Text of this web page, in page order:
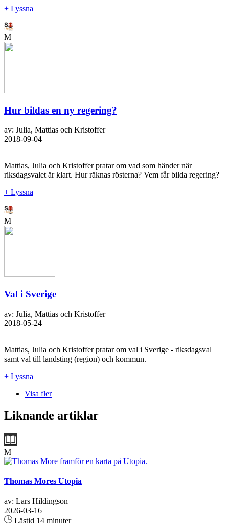
+ Lyssna
M
Hur bildas en ny regering?
av: Julia, Mattias och Kristoffer
2018-09-04
Mattias, Julia och Kristoffer pratar om vad som händer när
riksdagsvalet är klart. Hur räknas rösterna? Vem får bilda regering?
+ Lyssna
M
Val i Sverige
av: Julia, Mattias och Kristoffer
2018-05-24
Mattias, Julia och Kristoffer pratar om val i Sverige - riksdagsval
samt val till landsting (region) och kommun.
+ Lyssna
Visa fler
Liknande artiklar
M
Thomas Mores Utopia
av: Lars Hildingson
2026-03-16
Lästid 14 minuter